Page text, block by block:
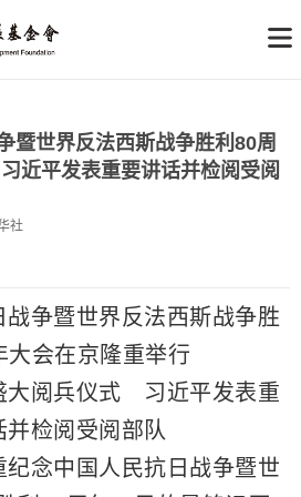
暨世界反法西斯战争胜利80周
近平发表重要讲话并检阅受阅
社
争暨世界反法西斯战争胜
大会在京隆重举行
大阅兵仪式 习近平发表重
并检阅受阅部队
纪念中国人民抗日战争暨世